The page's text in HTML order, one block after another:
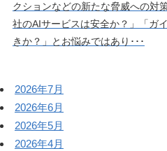
クションなどの新たな脅威への対
社のAIサービスは安全か？」「ガ
きか？」とお悩みではあり･･･
2026年7月
2026年6月
2026年5月
2026年4月